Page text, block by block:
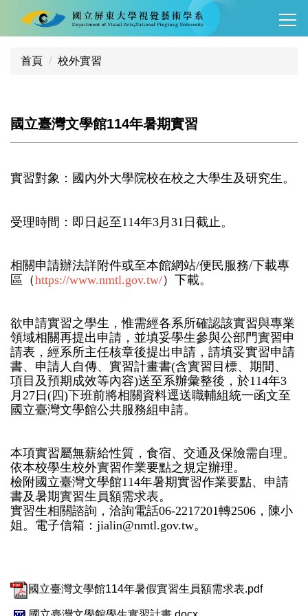
首頁 校外實習
國立臺灣文學館114年暑期實習
實習對象：國內外大學院校在校之大學生及研究生。
受理時間：即日起至114年3月31日截止。
相關申請辦法詳附件或至本館網站/便民服務/下載專
區（https://www.nmtl.gov.tw/）下載。
欲申請實習之學生，惟需經各系所確認該實習與專業
領域相關再提出申請，並填妥學生參與公部門實習申
請表，經系所主任核章後提出申請，請填妥實習申請
書、申請人自傳、實習計畫書(含實習目標、期間、
項目及預期成效等內容)送至系辦彙整後，於114年3
月27日(四)下班前將相關資料逕送職輔組統一函文至
國立臺灣文學館公共服務組申請。
本項實習屬無薪給性質，食宿、交通及保險需自理。
依本校學生校外實習作業要點之規定辦理。
檢附國立臺灣文學館114年暑期實習作業要點、申請
書及暑期實習生員額需求表。
實習生相關諮詢，洽詢電話06-2217201轉2506，陳小
姐。電子信箱：jialin@nmtl.gov.tw。
國立臺灣文學館114年暑假實習生員額需求表.pdf